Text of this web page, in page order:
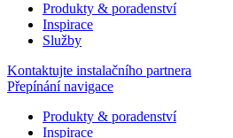
Produkty & poradenství
Inspirace
Služby
Kontaktujte instalačního partnera
Přepínání navigace
Produkty & poradenství
Inspirace